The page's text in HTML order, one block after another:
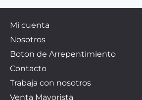
Mi cuenta
Nosotros
Boton de Arrepentimiento
Contacto
Trabaja con nosotros
Venta Mayorista